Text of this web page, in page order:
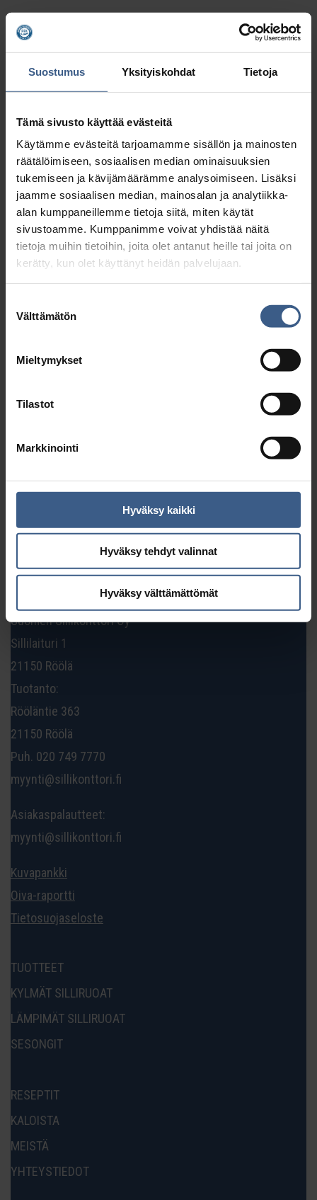
Suostumus Yksityiskohdat Tietoja
Tämä sivusto käyttää evästeitä
Käytämme evästeitä tarjoamamme sisällön ja mainosten
räätälöimiseen, sosiaalisen median ominaisuuksien
tukemiseen ja kävijämäärämme analysoimiseen. Lisäksi
jaamme sosiaalisen median, mainosalan ja analytiikka-
alan kumppaneillemme tietoja siitä, miten käytät
sivustoamme. Kumppanimme voivat yhdistää näitä
tietoja muihin tietoihin, joita olet antanut heille tai joita on
kerätty, kun olet käyttänyt heidän palvelujaan.
valinta
Välttämätön
Mieltymykset
Tilastot
Markkinointi
Hyväksy kaikki
Hyväksy tehdyt valinnat
Hyväksy välttämättömät
Kaikki Sillikonttorin käyttämä silli on
MSC-sertifioitua ja tuotteille on
myönnetty suomalaisen työn
Avainlippu-tunnus.
Suomen Sillikonttori Oy
Sillilaituri 1
21150 Röölä
Tuotanto:
Rööläntie 363
21150 Röölä
Puh. 020 749 7770
myynti@sillikonttori.fi
Asiakaspalautteet:
myynti@sillikonttori.fi
Kuvapankki
Oiva-raportti
Tietosuojaseloste
TUOTTEET
KYLMÄT SILLIRUOAT
LÄMPIMÄT SILLIRUOAT
SESONGIT
RESEPTIT
KALOISTA
MEISTÄ
YHTEYSTIEDOT